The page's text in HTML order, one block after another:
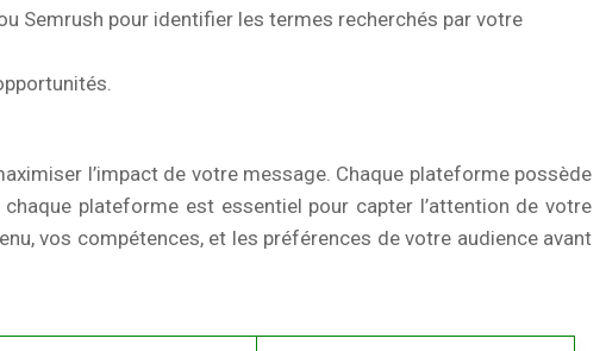
Semrush pour identifier les termes recherchés par votre
l’impact de votre message. Chaque plateforme possède
plateforme est essentiel pour capter l’attention de votre
vos compétences, et les préférences de votre audience avant